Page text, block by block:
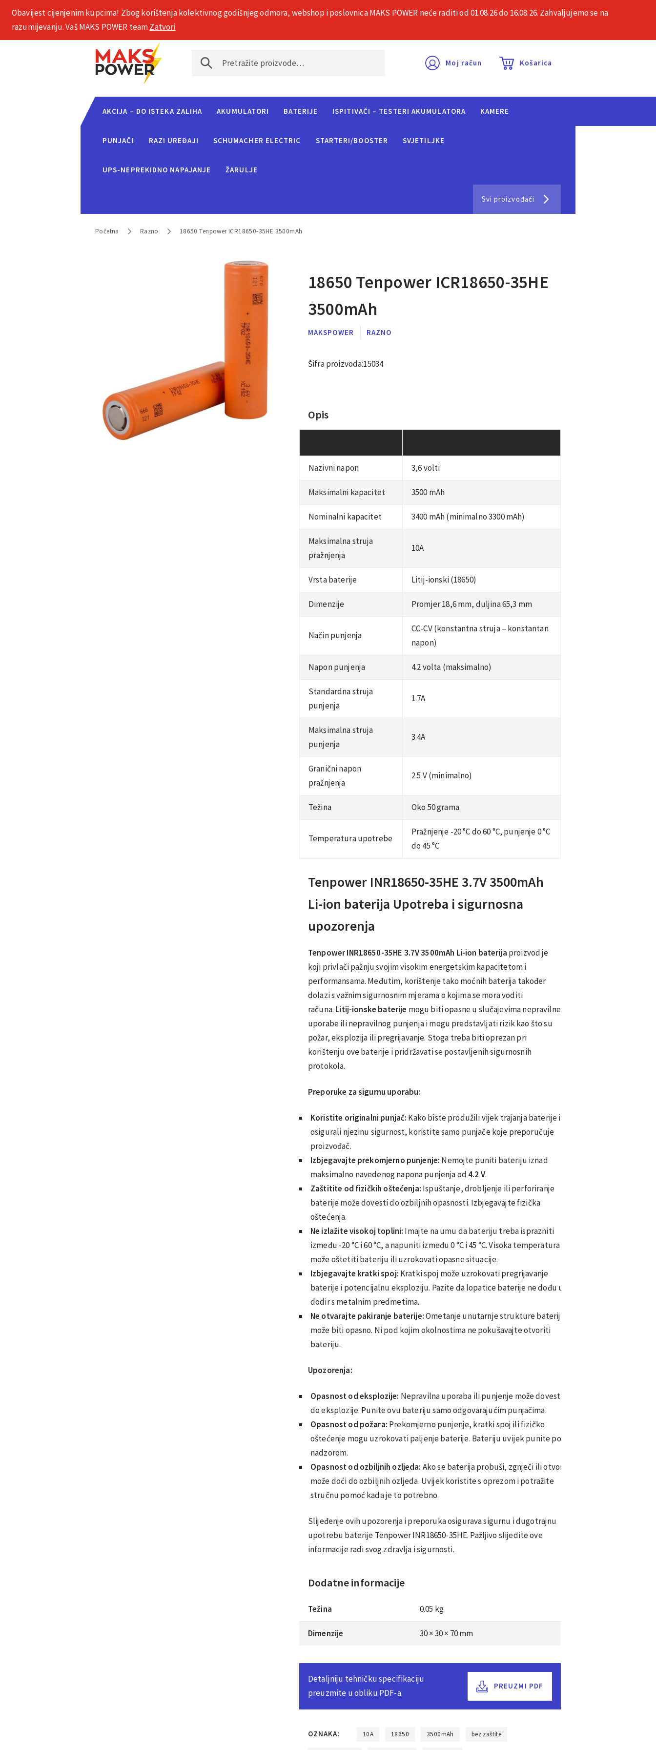
+385 1 2002 575 O nama Česta pitanja Kontakt
Moj račun Košarica
AKCIJA – DO ISTEKA ZALIHA AKUMULATORI BATERIJE ISPITIVAČI – TESTERI AKUMULATORA KAMERE
PUNJAČI RAZI UREĐAJI SCHUMACHER ELECTRIC STARTERI/BOOSTER SVJETILJKE
UPS-NEPREKIDNO NAPAJANJE ŽARULJE
Svi proizvođači
Početna Razno 18650 Tenpower ICR18650-35HE 3500mAh
18650 Tenpower ICR18650-35HE
3500mAh
MAKSPOWER RAZNO
Šifra proizvoda:15034
Opis
Nazivni napon 3,6 volti
Maksimalni kapacitet 3500 mAh
Nominalni kapacitet 3400 mAh (minimalno 3300 mAh)
Maksimalna struja
pražnjenja
10A
Vrsta baterije Litij-ionski (18650)
Dimenzije Promjer 18,6 mm, duljina 65,3 mm
Način punjenja
CC-CV (konstantna struja – konstantan
napon)
Napon punjenja 4.2 volta (maksimalno)
Standardna struja
punjenja
1.7A
Maksimalna struja
punjenja
3.4A
Granični napon
pražnjenja
2.5 V (minimalno)
Težina Oko 50 grama
Temperatura upotrebe
Pražnjenje -20 °C do 60 °C, punjenje 0 °C
do 45 °C
Tenpower INR18650-35HE 3.7V 3500mAh
Li-ion baterija Upotreba i sigurnosna
upozorenja
Tenpower INR18650-35HE 3.7V 3500mAh Li-ion baterija proizvod je
koji privlači pažnju svojim visokim energetskim kapacitetom i
performansama. Međutim, korištenje tako moćnih baterija također
dolazi s važnim sigurnosnim mjerama o kojima se mora voditi
računa. Litij-ionske baterije mogu biti opasne u slučajevima nepravilne
uporabe ili nepravilnog punjenja i mogu predstavljati rizik kao što su
požar, eksplozija ili pregrijavanje. Stoga treba biti oprezan pri
korištenju ove baterije i pridržavati se postavljenih sigurnosnih
protokola.
Preporuke za sigurnu uporabu:
Koristite originalni punjač: Kako biste produžili vijek trajanja baterije i
osigurali njezinu sigurnost, koristite samo punjače koje preporučuje
proizvođač.
Izbjegavajte prekomjerno punjenje: Nemojte puniti bateriju iznad
maksimalno navedenog napona punjenja od 4.2 V.
Zaštitite od fizičkih oštećenja: Ispuštanje, drobljenje ili perforiranje
baterije može dovesti do ozbiljnih opasnosti. Izbjegavajte fizička
oštećenja.
Ne izlažite visokoj toplini: Imajte na umu da bateriju treba isprazniti
između -20 °C i 60 °C, a napuniti između 0 °C i 45 °C. Visoka temperatura
može oštetiti bateriju ili uzrokovati opasne situacije.
Izbjegavajte kratki spoj: Kratki spoj može uzrokovati pregrijavanje
baterije i potencijalnu eksploziju. Pazite da lopatice baterije ne dođu u
dodir s metalnim predmetima.
Ne otvarajte pakiranje baterije:Ometanje unutarnje strukture baterije
može biti opasno. Ni pod kojim okolnostima ne pokušavajte otvoriti
bateriju.
Upozorenja:
Opasnost od eksplozije: Nepravilna uporaba ili punjenje može dovesti
do eksplozije. Punite ovu bateriju samo odgovarajućim punjačima.
Opasnost od požara: Prekomjerno punjenje, kratki spoj ili fizičko
oštećenje mogu uzrokovati paljenje baterije. Bateriju uvijek punite pod
nadzorom.
Opasnost od ozbiljnih ozljeda: Ako se baterija probuši, zgnječi ili otvori,
može doći do ozbiljnih ozljeda. Uvijek koristite s oprezom i potražite
stručnu pomoć kada je to potrebno.
Slijeđenje ovih upozorenja i preporuka osigurava sigurnu i dugotrajnu
upotrebu baterije Tenpower INR18650-35HE. Pažljivo slijedite ove
informacije radi svog zdravlja i sigurnosti.
Dodatne informacije
Težina 0.05 kg
Dimenzije 30 × 30 × 70 mm
Detaljniju tehničku specifikaciju
preuzmite u obliku PDF-a.
PREUZMI PDF
OZNAKA: 10A 18650 3500mAh bez zaštite
Obavijest cijenjenim kupcima! Zbog korištenja kolektivnog godišnjeg odmora, webshop i poslovnica MAKS POWER neće raditi od 01.08.26 do 16.08.26. Zahvaljujemo se na
razumijevanju. Vaš MAKS POWER teamZatvori